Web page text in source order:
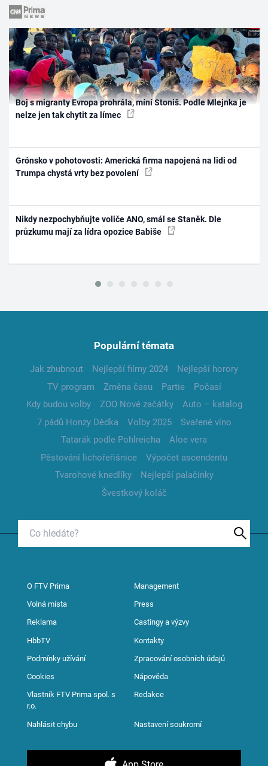
Boj s migranty Evropa prohrála, míní Stoniš. Podle Mlejnka je
nelze jen tak chytit za límec
Grónsko v pohotovosti: Americká firma napojená na lidi od
Trumpa chystá vrty bez povolení
Nikdy nezpochybňujte voliče ANO, smál se Staněk. Dle
průzkumu mají za lídra opozice Babiše
Populární témata
Jak zhubnout Nejlepší filmy 2024
Nejlepší horory
TV program
Změna času Partie
Počasí
Kdy budou volby
ZOO Nové začátky
Auto – katalog
7 pádů Honzy Dědka
Volby 2025
Svařené víno
Tatarák podle Pohlreicha
Aloe vera
Pěstování lichořeřišnice
Výpočet ascendentu
Tvarohové knedlíky
Nejlepší palačinky
Švestkový koláč
O FTV Prima Management
Volná místa Press
Reklama Castingy a výzvy
HbbTV Kontakty
Podmínky užívání Zpracování osobních údajů
Cookies Nápověda
Vlastník FTV Prima spol. s
r.o.
Redakce
Nahlásit chybu Nastavení soukromí